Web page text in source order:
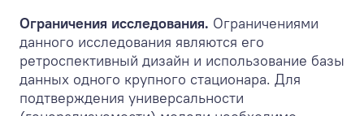
Ограничения исследования. Ограничениями
данного исследования являются его
ретроспективный дизайн и использование базы
данных одного крупного стационара. Для
подтверждения универсальности